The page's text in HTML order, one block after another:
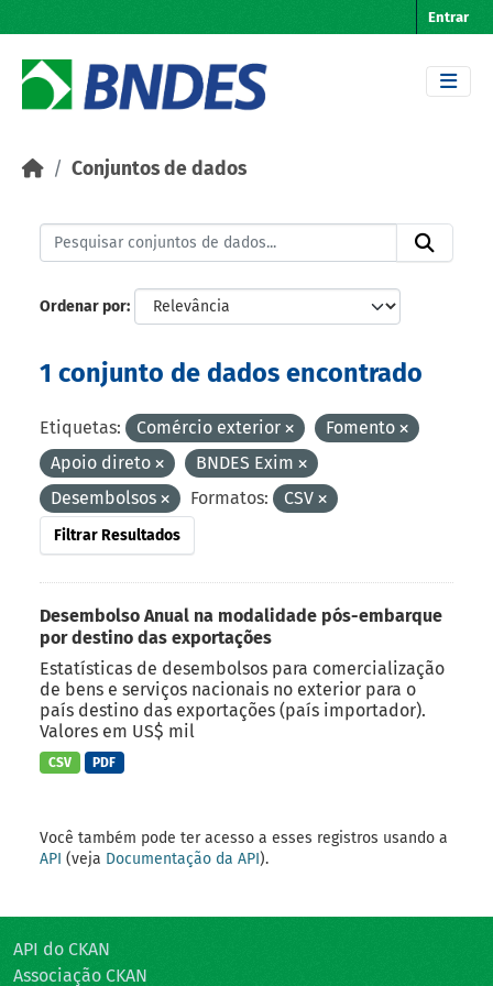
Entrar
Conjuntos de dados
Ordenar por
1 conjunto de dados encontrado
Etiquetas: Comércio exterior
Fomento
Apoio direto
BNDES Exim
Desembolsos
Formatos: CSV
Filtrar Resultados
Desembolso Anual na modalidade pós-embarque
por destino das exportações
Estatísticas de desembolsos para comercialização
de bens e serviços nacionais no exterior para o
país destino das exportações (país importador).
Valores em US$ mil
CSV PDF
Você também pode ter acesso a esses registros usando a
API (veja Documentação da API).
API do CKAN
Associação CKAN